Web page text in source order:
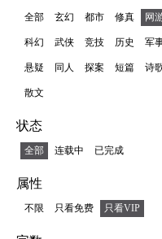
全部 玄幻 都市 修真 网
科幻 武侠 竞技 历史 军
悬疑 同人 探案 短篇 诗
散文
状态
全部 连载中 已完成
属性
不限 只看免费 只看VIP